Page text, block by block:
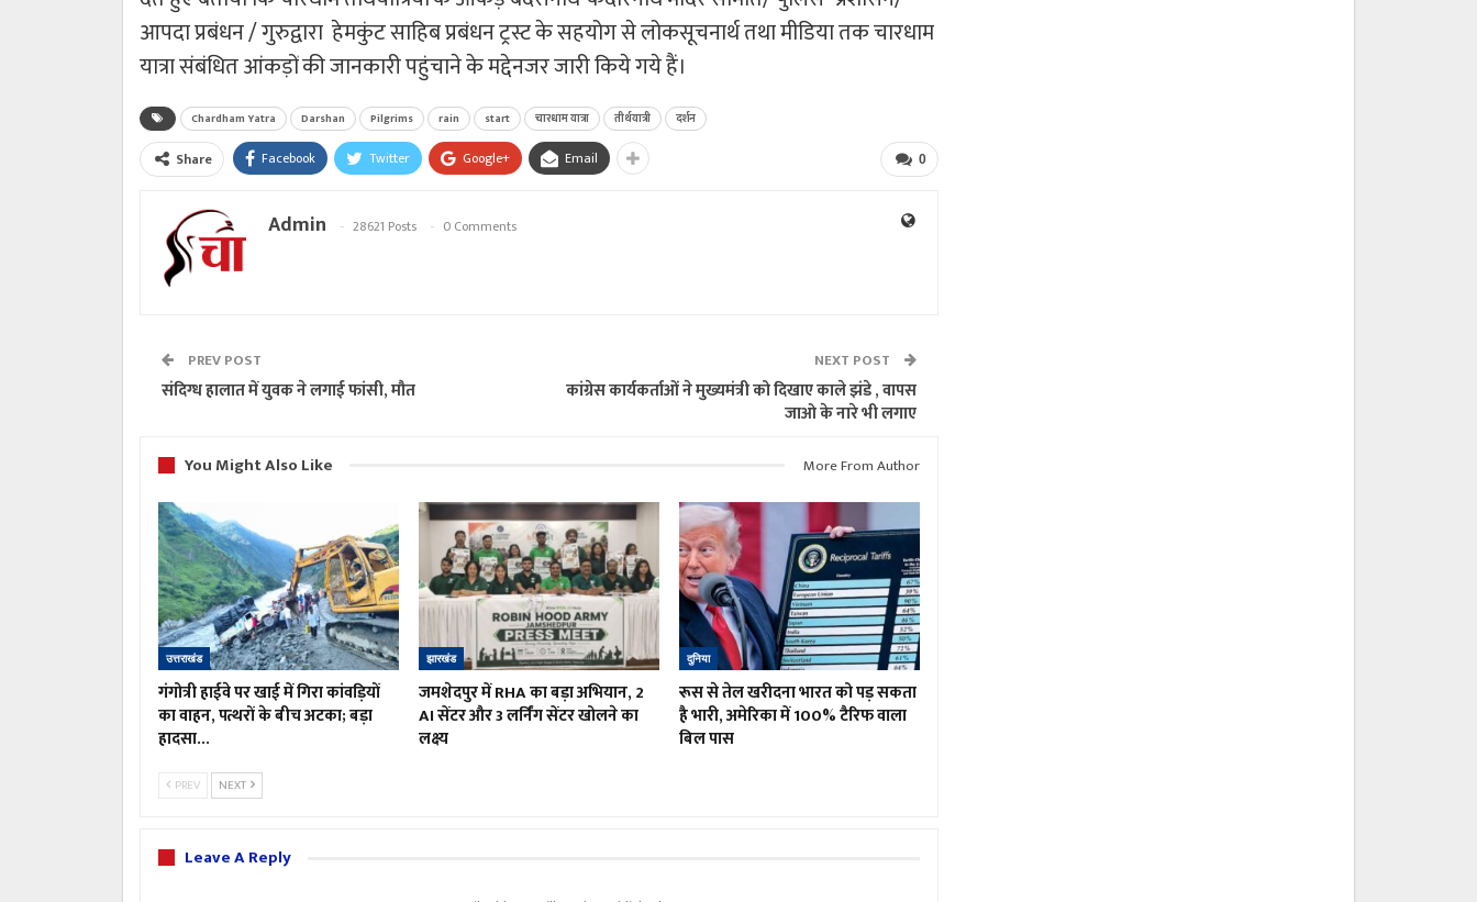
आपदा प्रबंधन / गुरुद्वारा हेमकुंट साहिब प्रबंधन ट्रस्ट के सहयोग से लोकसूचनार्थ तथा मीडिया तक चारधाम
यात्रा संबंधित आंकड़ों की जानकारी पहुंचाने के मद्देनजर जारी किये गये हैं।
Chardham Yatra Darshan Pilgrims rain start चारधाम यात्रा तीर्थयात्री दर्शन
0
Share Facebook Twitter Google+ Email
Admin 28621 Posts 0 Comments
PREV POST
संदिग्ध हालात में युवक ने लगाई फांसी, मौत
NEXT POST
कांग्रेस कार्यकर्ताओं ने मुख्यमंत्री को दिखाए काले झंडे , वापस
जाओ के नारे भी लगाए
You Might Also Like
More From Author
उत्तराखंड
गंगोत्री हाईवे पर खाई में गिरा कांवड़ियों
का वाहन, पत्थरों के बीच अटका; बड़ा
हादसा…
झारखंड
जमशेदपुर में RHA का बड़ा अभियान, 2
AI सेंटर और 3 लर्निंग सेंटर खोलने का
लक्ष्य
दुनिया
रूस से तेल खरीदना भारत को पड़ सकता
है भारी, अमेरिका में 100% टैरिफ वाला
बिल पास
PREV NEXT
Leave A Reply